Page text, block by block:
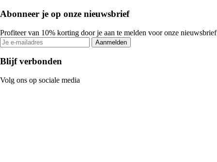
Abonneer je op onze nieuwsbrief
Profiteer van 10% korting door je aan te melden voor onze nieuwsbrief
Aanmelden
Blijf verbonden
Volg ons op sociale media